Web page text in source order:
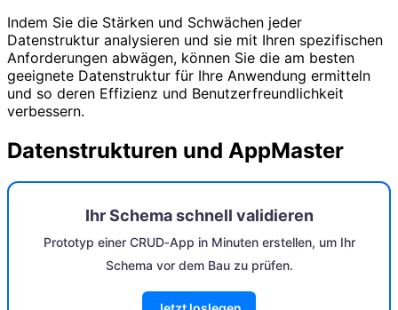
Indem Sie die Stärken und Schwächen jeder
Datenstruktur analysieren und sie mit Ihren spezifischen
Anforderungen abwägen, können Sie die am besten
geeignete Datenstruktur für Ihre Anwendung ermitteln
und so deren Effizienz und Benutzerfreundlichkeit
verbessern.
Datenstrukturen und AppMaster
Ihr Schema schnell validieren
Prototyp einer CRUD‑App in Minuten erstellen, um Ihr
Schema vor dem Bau zu prüfen.